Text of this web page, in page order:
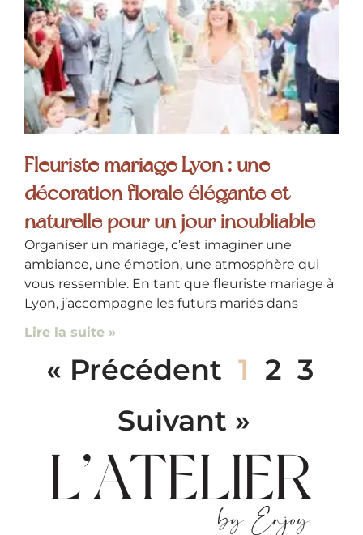
Fleuriste mariage Lyon : une
décoration florale élégante et
naturelle pour un jour inoubliable
Organiser un mariage, c’est imaginer une
ambiance, une émotion, une atmosphère qui
vous ressemble. En tant que fleuriste mariage à
Lyon, j’accompagne les futurs mariés dans
Lire la suite »
« Précédent 1 2 3
Suivant »